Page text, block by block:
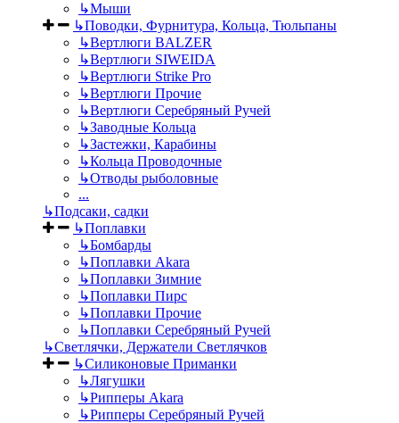
↳Мыши
↳Поводки, Фурнитура, Кольца, Тюльпаны
↳Вертлюги BALZER
↳Вертлюги SIWEIDA
↳Вертлюги Strike Pro
↳Вертлюги Прочие
↳Вертлюги Серебряный Ручей
↳Заводные Кольца
↳Застежки, Карабины
↳Кольца Проводочные
↳Отводы рыболовные
...
↳Подсаки, садки
↳Поплавки
↳Бомбарды
↳Поплавки Akara
↳Поплавки Зимние
↳Поплавки Пирс
↳Поплавки Прочие
↳Поплавки Серебряный Ручей
↳Светлячки, Держатели Светлячков
↳Силиконовые Приманки
↳Лягушки
↳Рипперы Akara
↳Рипперы Серебряный Ручей